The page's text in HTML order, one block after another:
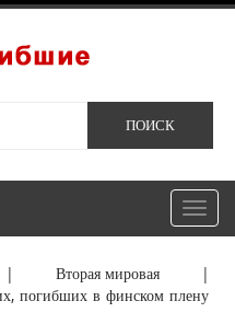
Вторая мировая|
погибших в финском плену